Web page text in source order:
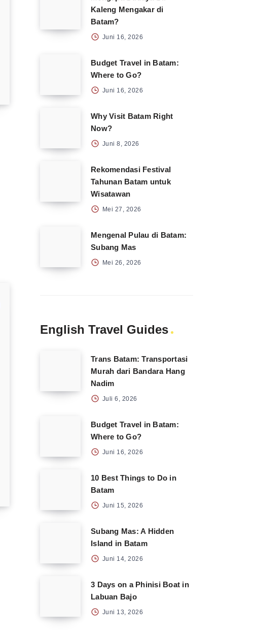
Kaleng Mengakar di
Batam?
Juni 16, 2026
Budget Travel in Batam:
Where to Go?
Juni 16, 2026
Why Visit Batam Right
Now?
Juni 8, 2026
Rekomendasi Festival
Tahunan Batam untuk
Wisatawan
Mei 27, 2026
Mengenal Pulau di Batam:
Subang Mas
Mei 26, 2026
English Travel Guides
Trans Batam: Transportasi
Murah dari Bandara Hang
Nadim
Juli 6, 2026
Budget Travel in Batam:
Where to Go?
Juni 16, 2026
10 Best Things to Do in
Batam
Juni 15, 2026
Subang Mas: A Hidden
Island in Batam
Juni 14, 2026
3 Days on a Phinisi Boat in
Labuan Bajo
Juni 13, 2026